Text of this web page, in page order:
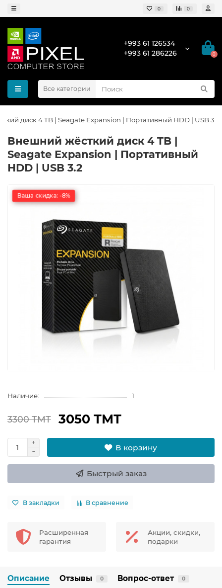
0 0
+993 61 126534
+993 61 286226
0
Все категории
диск 4 TB | Seagate Expansion | Портативный HDD | USB 3.2
Внешний жёсткий диск 4 TB |
Seagate Expansion | Портативный
HDD | USB 3.2
Ваша скидка: -8%
Наличие: 1
3300 ТМТ 3050 ТМТ
В корзину
Быстрый заказ
В закладки В сравнение
Расширенная
гарантия
Акции, скидки,
подарки
Описание Отзывы 0 Вопрос-ответ 0